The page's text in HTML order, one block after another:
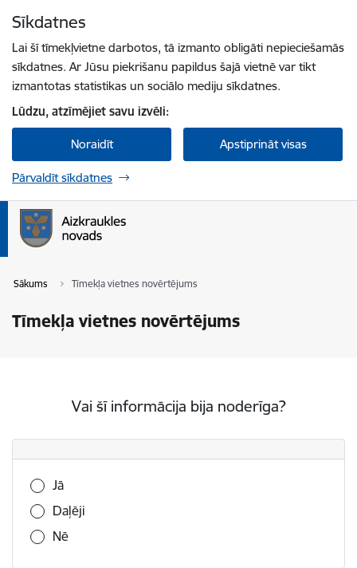
Sīkdatnes
Lai šī tīmekļvietne darbotos, tā izmanto obligāti nepieciešamās
sīkdatnes. Ar Jūsu piekrišanu papildus šajā vietnē var tikt
izmantotas statistikas un sociālo mediju sīkdatnes.
Lūdzu, atzīmējiet savu izvēli:
Noraidīt Apstiprināt visas
Pārvaldīt sīkdatnes
Sākums Tīmekļa vietnes novērtējums
Tīmekļa vietnes novērtējums
Vai šī informācija bija noderīga?
Vai šī informācija bija noderīga?
Jā
Daļēji
Nē